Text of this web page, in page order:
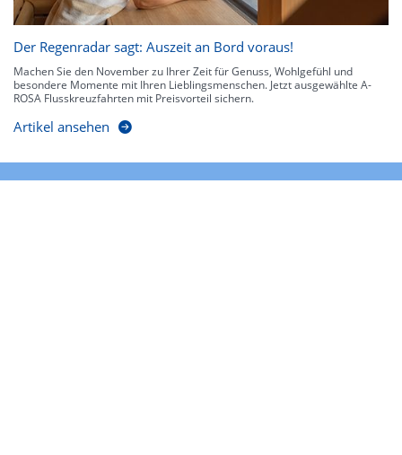
Der Regenradar sagt: Auszeit an Bord voraus!
Machen Sie den November zu Ihrer Zeit für Genuss, Wohlgefühl und
besondere Momente mit Ihren Lieblingsmenschen. Jetzt ausgewählte A-
ROSA Flusskreuzfahrten mit Preisvorteil sichern.
Artikel ansehen